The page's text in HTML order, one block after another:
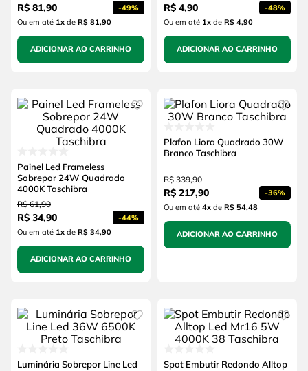
R$ 81,90 -49%
Ou em até 1xde R$ 81,90
ADICIONAR AO CARRINHO
R$ 4,90 -48%
Ou em até 1xde R$ 4,90
ADICIONAR AO CARRINHO
Painel Led Frameless
Sobrepor 24W Quadrado
4000K Taschibra
R$ 61,90
R$ 34,90 -44%
Ou em até 1xde R$ 34,90
ADICIONAR AO CARRINHO
Plafon Liora Quadrado 30W
Branco Taschibra
R$ 339,90
R$ 217,90 -36%
Ou em até 4xde R$ 54,48
ADICIONAR AO CARRINHO
Luminária Sobrepor Line Led
Spot Embutir Redondo Alltop